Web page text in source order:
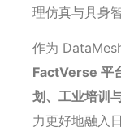
理仿真与具身
作为
FactVerse 平
划、工业培训
力更好地融入